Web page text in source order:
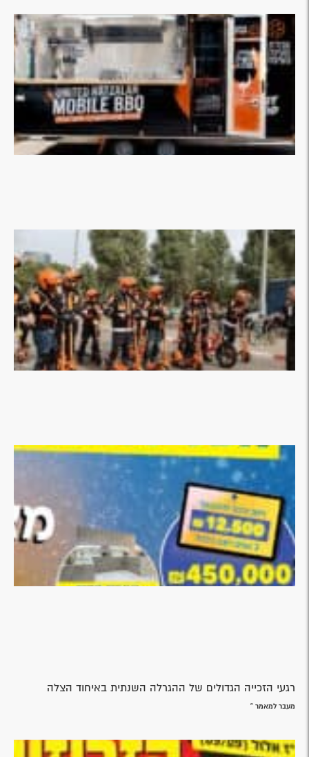
רגעי הזכייה הגדולים של ההגרלה השנתית באיחוד הצלה
מעבר למאמר »